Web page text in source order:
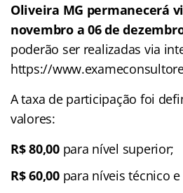
Oliveira MG permanecerá
novembro a 06 de
poderão ser realizadas via
https://
A taxa de participação foi
valores:
R$ 80,00para nível superior;
R$ 60,00para níveis técnico